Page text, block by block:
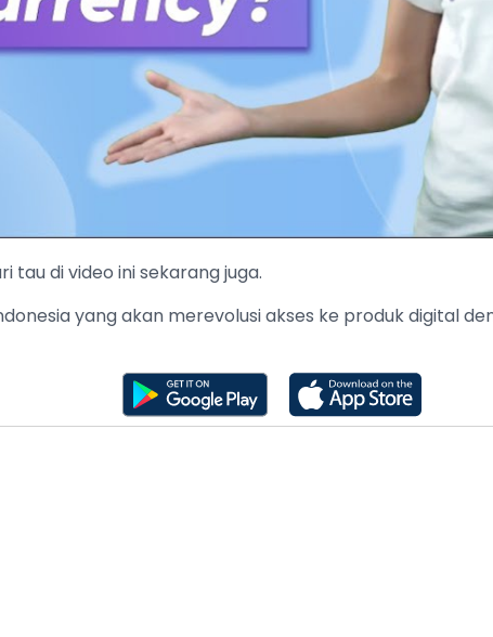
tau di video ini sekarang juga.
yang akan merevolusi akses ke produk digital